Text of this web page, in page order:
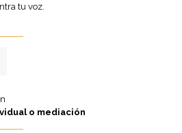
tu voz.
o mediación